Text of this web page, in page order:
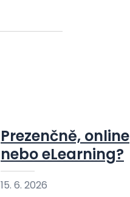
Prezenčně, online
nebo eLearning?
15. 6. 2026